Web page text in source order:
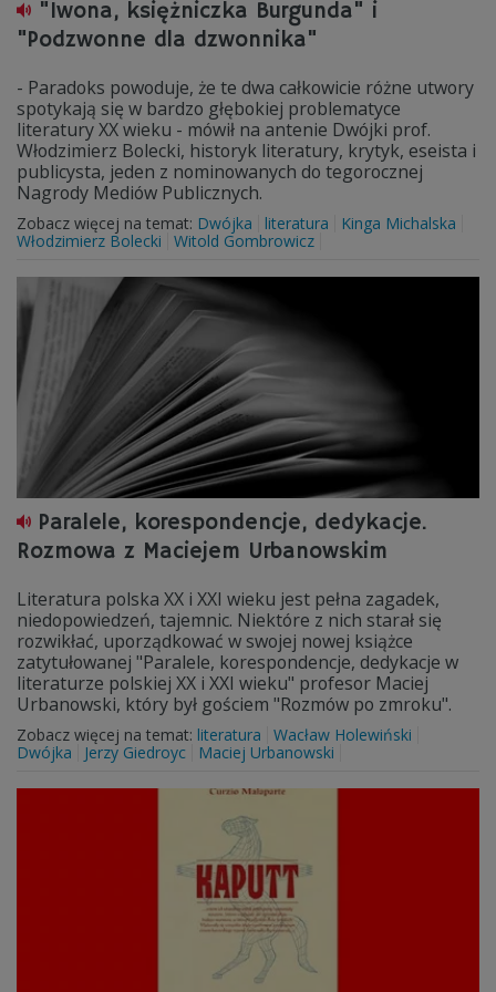
"Iwona, księżniczka Burgunda" i
"Podzwonne dla dzwonnika"
- Paradoks powoduje, że te dwa całkowicie różne utwory
spotykają się w bardzo głębokiej problematyce
literatury XX wieku - mówił na antenie Dwójki prof.
Włodzimierz Bolecki, historyk literatury, krytyk, eseista i
publicysta, jeden z nominowanych do tegorocznej
Nagrody Mediów Publicznych.
Zobacz więcej na temat: Dwójka literatura
Kinga Michalska
Włodzimierz Bolecki
Witold Gombrowicz
Paralele, korespondencje, dedykacje.
Rozmowa z Maciejem Urbanowskim
Literatura polska XX i XXI wieku jest pełna zagadek,
niedopowiedzeń, tajemnic. Niektóre z nich starał się
rozwikłać, uporządkować w swojej nowej książce
zatytułowanej "Paralele, korespondencje, dedykacje w
literaturze polskiej XX i XXI wieku" profesor Maciej
Urbanowski, który był gościem "Rozmów po zmroku".
Zobacz więcej na temat: literatura
Wacław Holewiński
Dwójka
Jerzy Giedroyc Maciej Urbanowski